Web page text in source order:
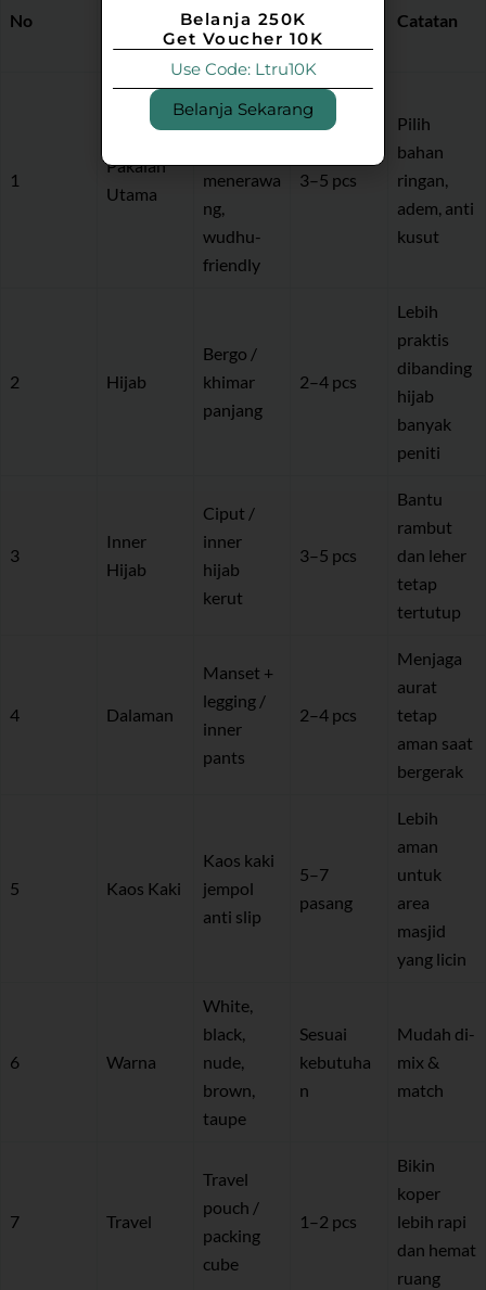
No
dasi
Outfit
Ideal
Catatan
1
Pakaian
Utama
Gamis
longgar,
menerawa
ng,
wudhu-
friendly
3–5 pcs
Pilih
bahan
ringan,
adem, anti
kusut
2 Hijab
Bergo /
khimar
panjang
2–4 pcs
Lebih
praktis
dibanding
hijab
banyak
peniti
3
Inner
Hijab
Ciput /
inner
hijab
kerut
3–5 pcs
Bantu
rambut
dan leher
tetap
tertutup
4 Dalaman
Manset +
legging /
inner
pants
2–4 pcs
Menjaga
aurat
tetap
aman saat
bergerak
5 Kaos Kaki
Kaos kaki
jempol
anti slip
5–7
pasang
Lebih
aman
untuk
area
masjid
yang licin
6 Warna
White,
black,
nude,
brown,
taupe
Sesuai
kebutuha
n
Mudah di-
mix &
match
7 Travel
Travel
pouch /
packing
cube
1–2 pcs
Bikin
koper
lebih rapi
dan hemat
ruang
Belanja 250K
Get Voucher 10K
Use Code: Ltru10K
Belanja Sekarang